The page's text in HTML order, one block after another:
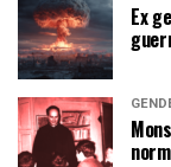
Ex